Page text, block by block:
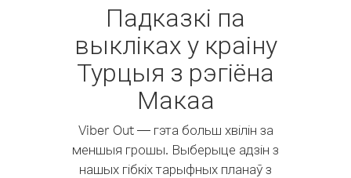
Падказкі па
выкліках у краіну
Турцыя з рэгіёна
Макаа
Viber Out — гэта больш хвілін за
меншыя грошы. Выберыце адзін з
нашых гібкіх тарыфных планаў з